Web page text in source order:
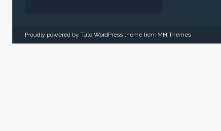
Proudly powered by Tuto WordPress theme from MH Themes